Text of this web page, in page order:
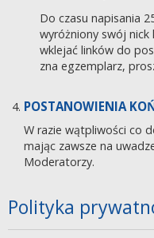
Do czasu napisania
wyróżniony swój
wklejać linków do
zna egzemplarz,
POSTANOWIENIA
W razie wątpliwości co
mając zawsze na
Moderatorzy.
Polityka